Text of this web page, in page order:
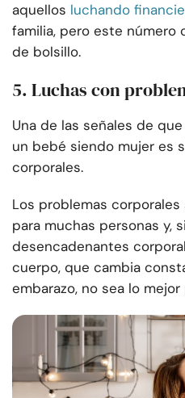
aquellos luchando
familia, pero este
de bolsillo.
5. Luchas con
Una de las señales de
un bebé siendo mujer es
corporales.
Los problemas
para muchas personas y,
desencadenantes
cuerpo, que cambia
embarazo, no sea lo mejor